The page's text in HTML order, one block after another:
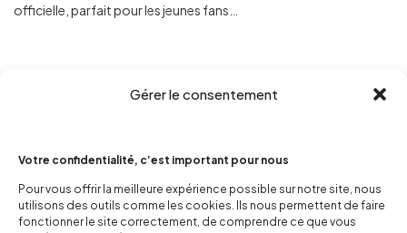
Gérer le consentement
Votre confidentialité, c’est important pour nous
Pour vous offrir la meilleure expérience possible sur notre site, nous
utilisons des outils comme les cookies. Ils nous permettent de faire
fonctionner le site correctement, de comprendre ce que vous
officielle, parfait pour les jeunes fans…